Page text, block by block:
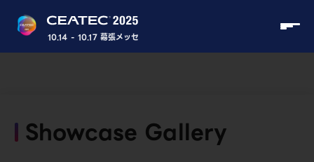
10.14 - 10.17 幕張メッセ
Showcase Gallery